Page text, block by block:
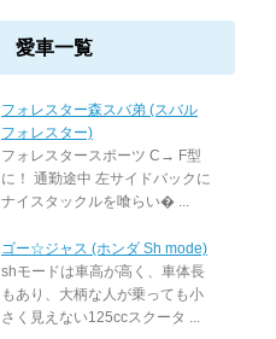
愛車一覧
フォレスター森スバ弟 (スバル
フォレスター)
フォレスタースポーツ C→ F型
に！ 通勤途中 左サイドバックに
ナイスタックルを喰らい� ...
ゴー☆ジャス (ホンダ Sh mode)
shモードは車高が高く、車体長
もあり、大柄な人が乗っても小
さく見えない125ccスクータ ...